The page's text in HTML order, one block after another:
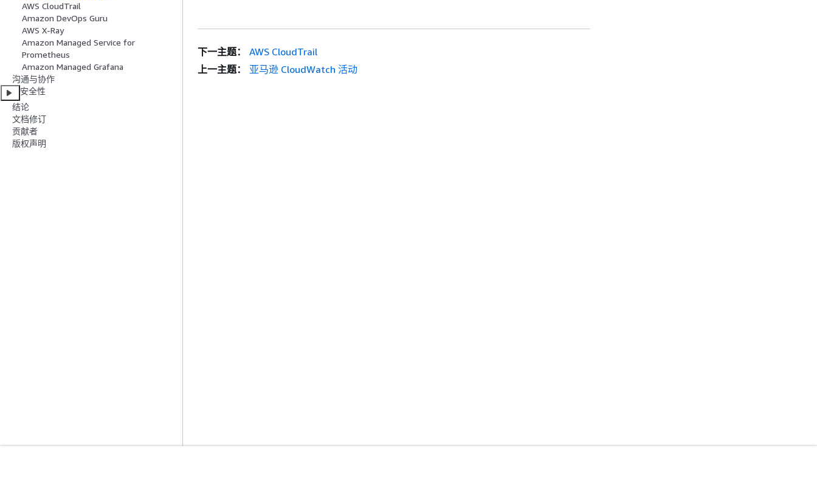
AWS CloudTrail
Amazon DevOps Guru
AWS X-Ray
Amazon Managed Service for
Prometheus
Amazon Managed Grafana
沟通与协作
安全性
结论
文档修订
贡献者
版权声明
下一主题：
AWS CloudTrail
上一主题：
亚马逊 CloudWatch 活动